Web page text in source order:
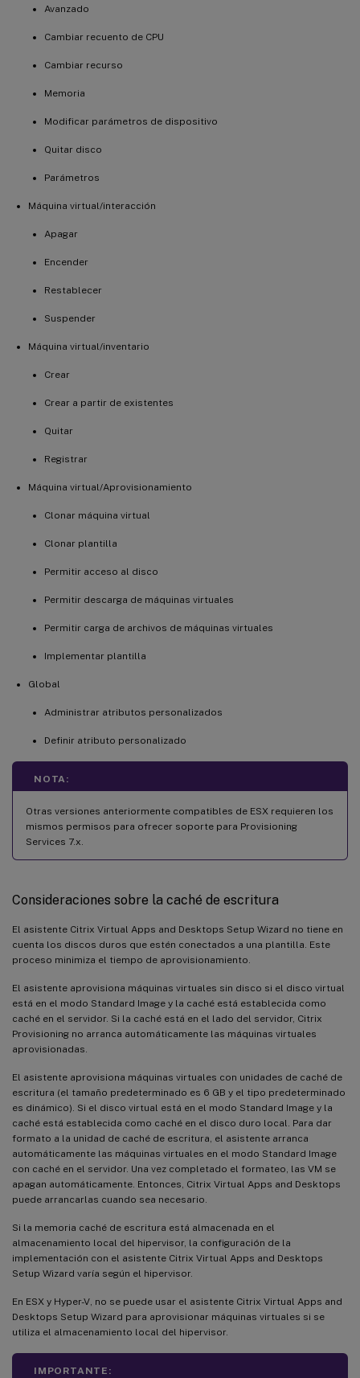
Avanzado
Cambiar recuento de CPU
Cambiar recurso
Memoria
Modificar parámetros de dispositivo
Quitar disco
Parámetros
Máquina virtual/interacción
Apagar
Encender
Restablecer
Suspender
Máquina virtual/inventario
Crear
Crear a partir de existentes
Quitar
Registrar
Máquina virtual/Aprovisionamiento
Clonar máquina virtual
Clonar plantilla
Permitir acceso al disco
Permitir descarga de máquinas virtuales
Permitir carga de archivos de máquinas virtuales
Implementar plantilla
Global
Administrar atributos personalizados
Definir atributo personalizado
NOTA:
Otras versiones anteriormente compatibles de ESX requieren los
mismos permisos para ofrecer soporte para Provisioning
Services 7.x.
Consideraciones sobre la caché de escritura
El asistente Citrix Virtual Apps and Desktops Setup Wizard no tiene en
cuenta los discos duros que estén conectados a una plantilla. Este
proceso minimiza el tiempo de aprovisionamiento.
El asistente aprovisiona máquinas virtuales sin disco si el disco virtual
está en el modo Standard Image y la caché está establecida como
caché en el servidor. Si la caché está en el lado del servidor, Citrix
Provisioning no arranca automáticamente las máquinas virtuales
aprovisionadas.
El asistente aprovisiona máquinas virtuales con unidades de caché de
escritura (el tamaño predeterminado es 6 GB y el tipo predeterminado
es dinámico). Si el disco virtual está en el modo Standard Image y la
caché está establecida como caché en el disco duro local. Para dar
formato a la unidad de caché de escritura, el asistente arranca
automáticamente las máquinas virtuales en el modo Standard Image
con caché en el servidor. Una vez completado el formateo, las VM se
apagan automáticamente. Entonces, Citrix Virtual Apps and Desktops
puede arrancarlas cuando sea necesario.
Si la memoria caché de escritura está almacenada en el
almacenamiento local del hipervisor, la configuración de la
implementación con el asistente Citrix Virtual Apps and Desktops
Setup Wizard varía según el hipervisor.
En ESX y Hyper-V, no se puede usar el asistente Citrix Virtual Apps and
Desktops Setup Wizard para aprovisionar máquinas virtuales si se
utiliza el almacenamiento local del hipervisor.
IMPORTANTE: